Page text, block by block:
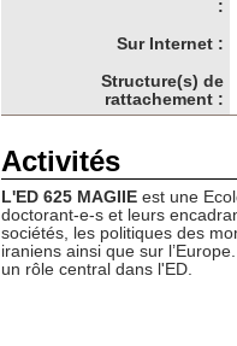
:
Sur Internet :
Structure(s) de
rattachement :
Activités
L'ED 625 MAGIIE est une
doctorant-e-s et leurs
sociétés, les politiques des
iraniens ainsi que sur l’Europe.
un rôle central dans l'ED.